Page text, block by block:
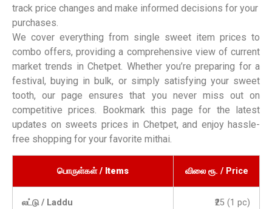
track price changes and make informed decisions for your
purchases.
We cover everything from single sweet item prices to
combo offers, providing a comprehensive view of current
market trends in Chetpet. Whether you’re preparing for a
festival, buying in bulk, or simply satisfying your sweet
tooth, our page ensures that you never miss out on
competitive prices. Bookmark this page for the latest
updates on sweets prices in Chetpet, and enjoy hassle-
free shopping for your favorite mithai.
பொருள்கள் / Items விலை ரூ. / Price
லட்டு / Laddu ₹25 (1 pc)